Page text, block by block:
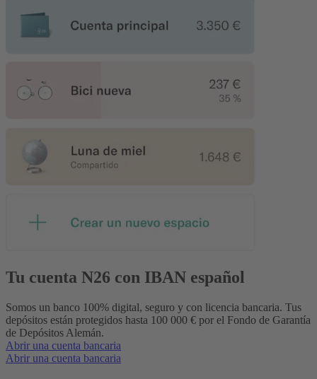
Tu cuenta N26 con IBAN español
Somos un banco 100% digital, seguro y con licencia bancaria. Tus
depósitos están protegidos hasta 100 000 € por el Fondo de Garantía
de Depósitos Alemán.
Abrir una cuenta bancaria
Abrir una cuenta bancaria